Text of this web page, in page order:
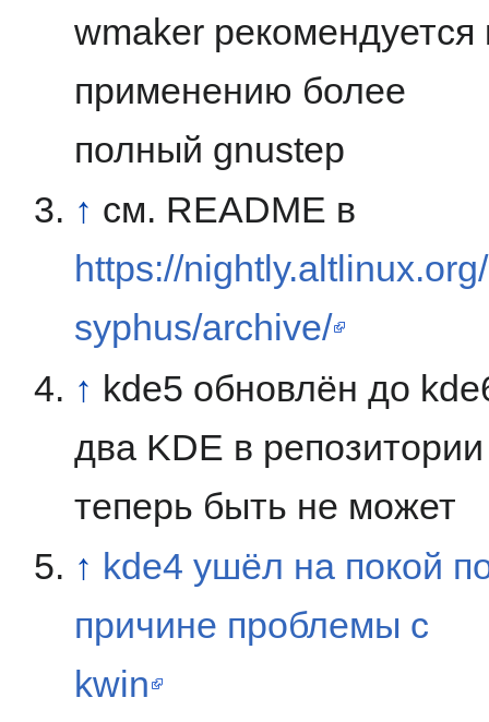
wmaker рекомендуется
применению более
полный gnustep
↑ см. README в
https://
syphus/archive/
↑ kde5 обновлён до
два KDE в репозитории
теперь быть не может
↑ kde4 ушёл на покой
причине проблемы с
kwin